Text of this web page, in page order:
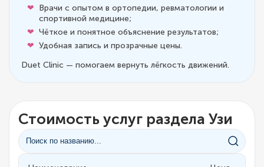
Врачи с опытом в ортопедии, ревматологии и
спортивной медицине;
Чёткое и понятное объяснение результатов;
Удобная запись и прозрачные цены.
Duet Clinic — помогаем вернуть лёгкость движений.
Стоимость услуг раздела Узи